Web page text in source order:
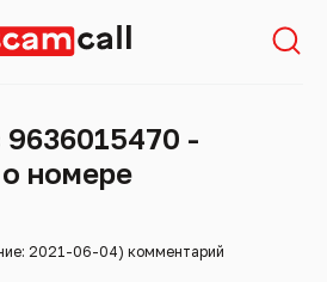
9636015470 -
номере
2021-06-04) комментарий